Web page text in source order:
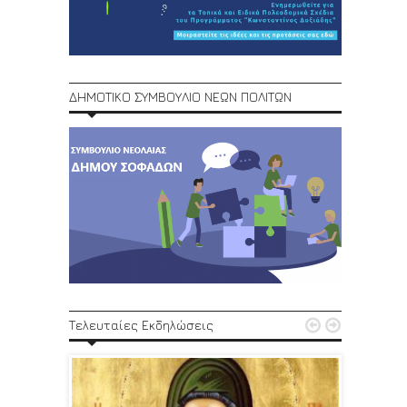
ΔΗΜΟΤΙΚΟ ΣΥΜΒΟΥΛΙΟ ΝΕΩΝ ΠΟΛΙΤΩΝ
Τελευταίες Εκδηλώσεις  